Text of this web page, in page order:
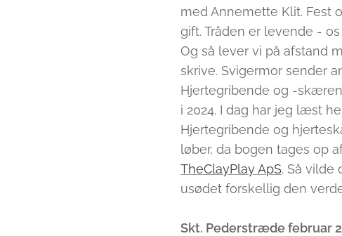
med Annemette Klit. Fest
gift. Tråden er levende -
Og så lever vi på afstand
skrive. Svigermor sender
Hjertegribende og -
i 2024. I dag har jeg læst
Hjertegribende og
løber, da bogen tages op
TheClayPlay ApS. Så vilde
usødet forskellig den
Skt. Pederstræde februar